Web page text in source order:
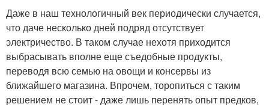
Даже в наш технологичный век периодически случается,
что даче несколько дней подряд отсутствует
электричество. В таком случае нехотя приходится
выбрасывать вполне еще съедобные продукты,
переводя всю семью на овощи и консервы из
ближайшего магазина. Впрочем, торопиться с таким
решением не стоит - даже лишь перенять опыт предков,